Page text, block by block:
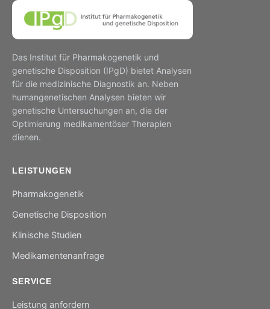
Das Institut für Pharmakogenetik und
genetische Disposition (IPgD) bietet Analysen
für die medizinische Diagnostik an. Neben
humangenetischen Analysen bieten wir
genetische Untersuchungen an, die der
Optimierung medikamentöser Therapien
dienen.
LEISTUNGEN
Pharmakogenetik
Genetische Disposition
Klinische Studien
Medikamentenanfrage
SERVICE
Leistung anfordern